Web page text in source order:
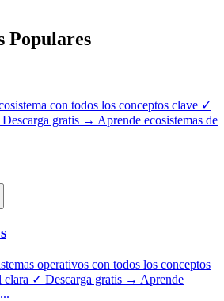
Populares
con todos los conceptos clave ✓
gratis → Aprende ecosistemas de
operativos con todos los conceptos
clara ✓ Descarga gratis → Aprende
...